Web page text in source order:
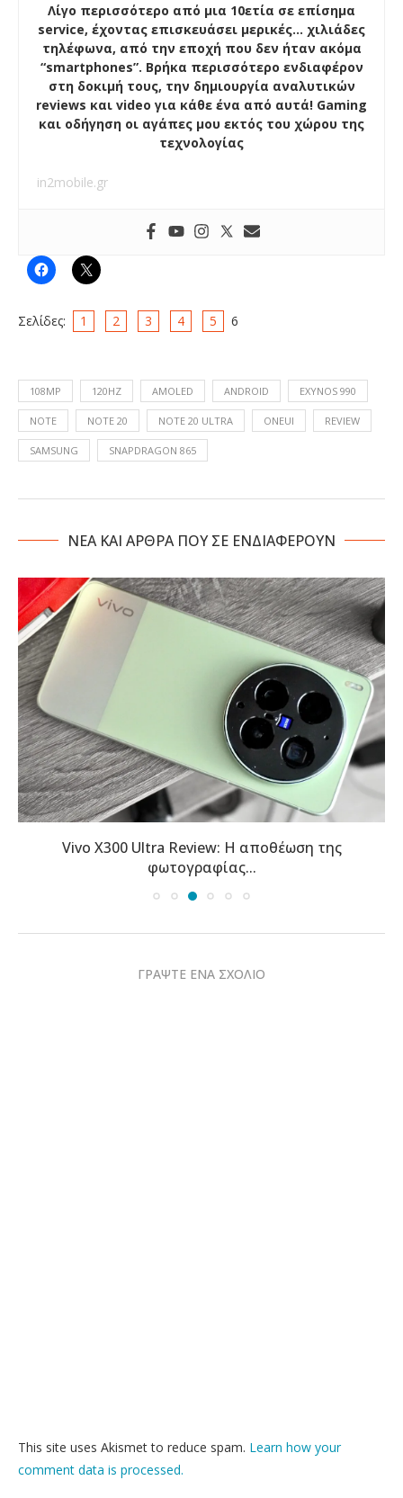
Λίγο περισσότερο από μια 10ετία σε επίσημα
service, έχοντας επισκευάσει μερικές… χιλιάδες
τηλέφωνα, από την εποχή που δεν ήταν ακόμα
“smartphones”. Βρήκα περισσότερο ενδιαφέρον
στη δοκιμή τους, την δημιουργία αναλυτικών
reviews και video για κάθε ένα από αυτά! Gaming
και οδήγηση οι αγάπες μου εκτός του χώρου της
τεχνολογίας
in2mobile.gr
Σελίδες: 1 2 3 4 5 6
108MP 120HZ AMOLED ANDROID EXYNOS 990
NOTE NOTE 20 NOTE 20 ULTRA ONEUI REVIEW
SAMSUNG SNAPDRAGON 865
NΕΑ ΚΑΙ ΑΡΘΡΑ ΠΟΥ ΣΕ ΕΝΔΙΑΦΕΡΟΥΝ
Vivo X300 Ultra Review: Η αποθέωση της
φωτογραφίας...
ΓΡΑΨΤΕ ΕΝΑ ΣΧΟΛΙΟ
This site uses Akismet to reduce spam. Learn how your
comment data is processed.